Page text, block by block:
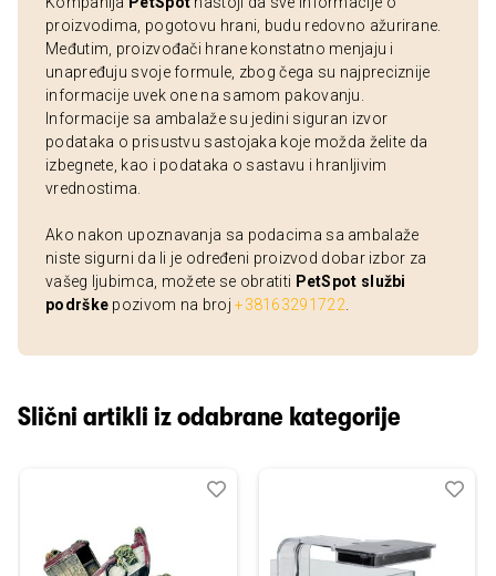
proizvodima, pogotovu hrani, budu redovno ažurirane.
Međutim, proizvođači hrane konstatno menjaju i
unapređuju svoje formule, zbog čega su najpreciznije
informacije uvek one na samom pakovanju.
Informacije sa ambalaže su jedini siguran izvor
podataka o prisustvu sastojaka koje možda želite da
izbegnete, kao i podataka o sastavu i hranljivim
vrednostima.
Ako nakon upoznavanja sa podacima sa ambalaže
niste sigurni da li je određeni proizvod dobar izbor za
vašeg ljubimca, možete se obratiti PetSpot službi
podrške pozivom na broj+38163291722
Slični artikli iz odabrane kategorije
Dodaj
Uporedi